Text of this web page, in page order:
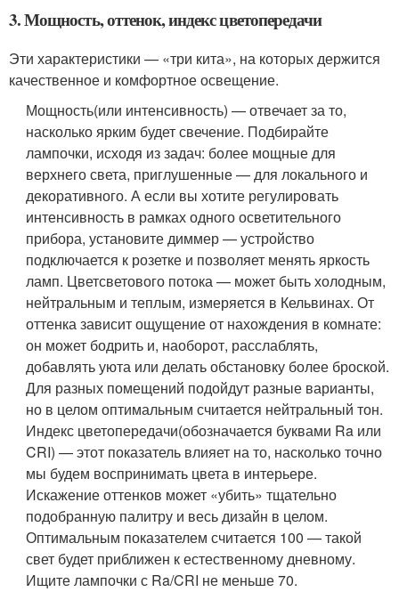
3. Мощность, оттенок, индекс цветопередачи
Эти характеристики — «три кита», на которых держится
качественное и комфортное освещение.
Мощность(или интенсивность) — отвечает за то,
насколько ярким будет свечение. Подбирайте
лампочки, исходя из задач: более мощные для
верхнего света, приглушенные — для локального и
декоративного. А если вы хотите регулировать
интенсивность в рамках одного осветительного
прибора, установите диммер — устройство
подключается к розетке и позволяет менять яркость
ламп. Цветсветового потока — может быть холодным,
нейтральным и теплым, измеряется в Кельвинах. От
оттенка зависит ощущение от нахождения в комнате:
он может бодрить и, наоборот, расслаблять,
добавлять уюта или делать обстановку более броской.
Для разных помещений подойдут разные варианты,
но в целом оптимальным считается нейтральный тон.
Индекс цветопередачи(обозначается буквами Ra или
CRI) — этот показатель влияет на то, насколько точно
мы будем воспринимать цвета в интерьере.
Искажение оттенков может «убить» тщательно
подобранную палитру и весь дизайн в целом.
Оптимальным показателем считается 100 — такой
свет будет приближен к естественному дневному.
Ищите лампочки с Ra/CRI не меньше 70.